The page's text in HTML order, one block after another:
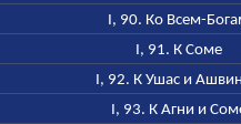
I, 90. Ко Всем-
I, 91. К Соме
I, 92. К Ушас и
I, 93. К Агни и